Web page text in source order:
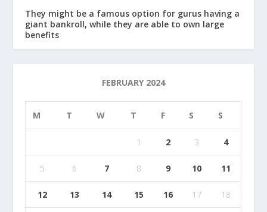
They might be a famous option for gurus having a
giant bankroll, while they are able to own large
benefits
FEBRUARY 2024
M T W T F S S
1 2 3 4
5 6 7 8 9 10 11
12 13 14 15 16 17 18